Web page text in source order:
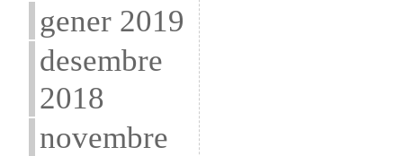
gener 2019
desembre
2018
novembre